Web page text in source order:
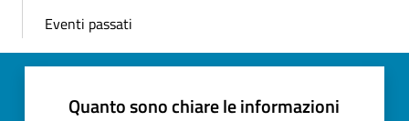
Eventi passati
Quanto sono chiare le informazioni